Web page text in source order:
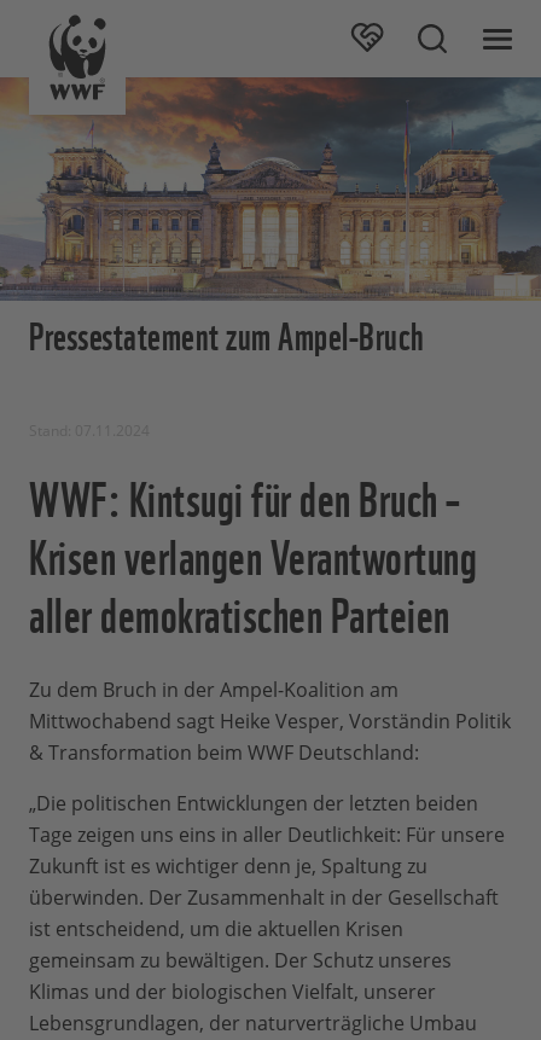
Pressestatement zum Ampel-Bruch
WWF: Kintsugi für den Bruch –
Krisen verlangen Verantwortung
aller demokratischen Parteien
Zu dem Bruch in der Ampel-Koalition am
Mittwochabend sagt Heike Vesper, Vorständin Politik
& Transformation beim WWF Deutschland:
„Die politischen Entwicklungen der letzten beiden
Tage zeigen uns eins in aller Deutlichkeit: Für unsere
Zukunft ist es wichtiger denn je, Spaltung zu
überwinden. Der Zusammenhalt in der Gesellschaft
ist entscheidend, um die aktuellen Krisen
gemeinsam zu bewältigen. Der Schutz unseres
Klimas und der biologischen Vielfalt, unserer
Lebensgrundlagen, der naturverträgliche Umbau